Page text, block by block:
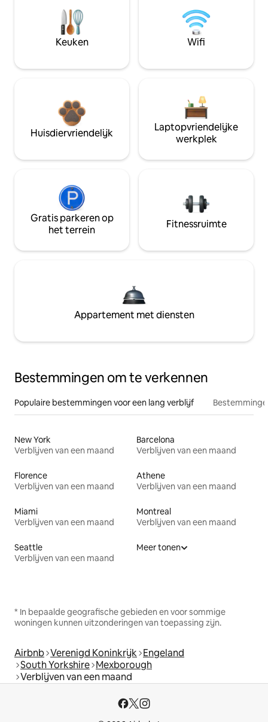
Keuken Wifi
Huisdiervriendelijk
Laptopvriendelijke
werkplek
Gratis parkeren op
het terrein
Fitnessruimte
Appartement met diensten
Bestemmingen om te verkennen
Populaire bestemmingen voor een lang verblijf
New York
Verblijven van een maand
Barcelona
Verblijven van een maand
Florence
Verblijven van een maand
Athene
Verblijven van een maand
Miami
Verblijven van een maand
Montreal
Verblijven van een maand
Seattle
Verblijven van een maand
Meer tonen
* In bepaalde geografische gebieden en voor sommige
woningen kunnen uitzonderingen van toepassing zijn.
Airbnb Verenigd Koninkrijk Engeland
South Yorkshire Mexborough
Verblijven van een maand